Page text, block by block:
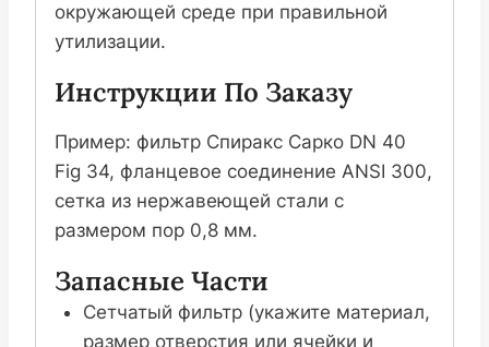
окружающей среде при правильной
утилизации.
Инструкции По Заказу
Пример: фильтр Спиракс Сарко DN 40
Fig 34, фланцевое соединение ANSI 300,
сетка из нержавеющей стали с
размером пор 0,8 мм.
Запасные Части
Сетчатый фильтр (укажите материал,
размер отверстия или ячейки и